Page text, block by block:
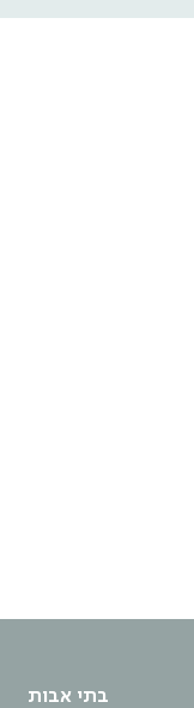
בתי אבות